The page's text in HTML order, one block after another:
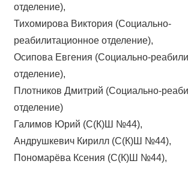
отделение),
Тихомирова Виктория (Социально-
реабилитационное отделение),
Осипова Евгения (Социально-
отделение),
Плотников Дмитрий (Социально-
отделение)
Галимов Юрий (С(К)Ш №44),
Андрушкевич Кирилл (С(К)Ш №44),
Пономарёва Ксения (С(К)Ш №44),